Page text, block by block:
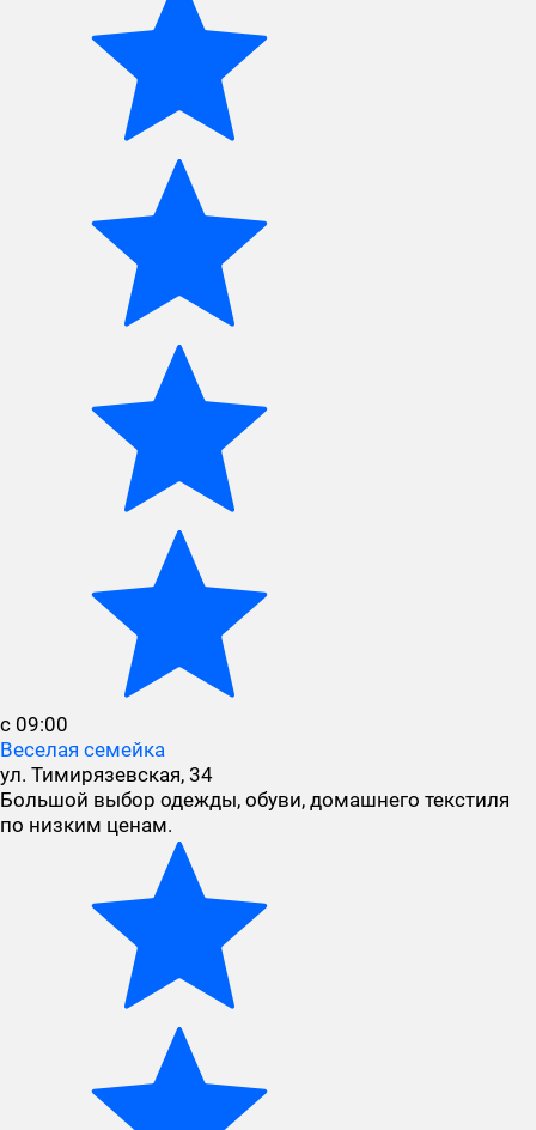
с 09:00
Веселая семейка
ул. Тимирязевская, 34
Большой выбор одежды, обуви, домашнего текстиля
по низким ценам.